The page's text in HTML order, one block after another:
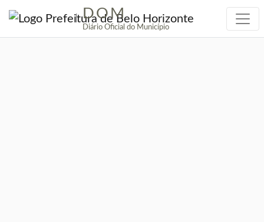
| DOM
Diário Oficial do Município